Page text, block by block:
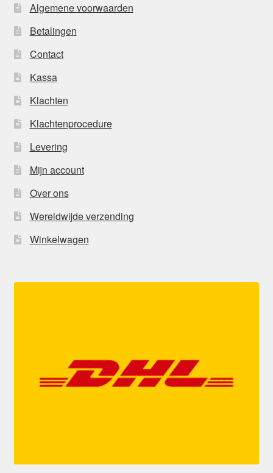
Algemene voorwaarden
Betalingen
Contact
Kassa
Klachten
Klachtenprocedure
Levering
Mijn account
Over ons
Wereldwijde verzending
Winkelwagen